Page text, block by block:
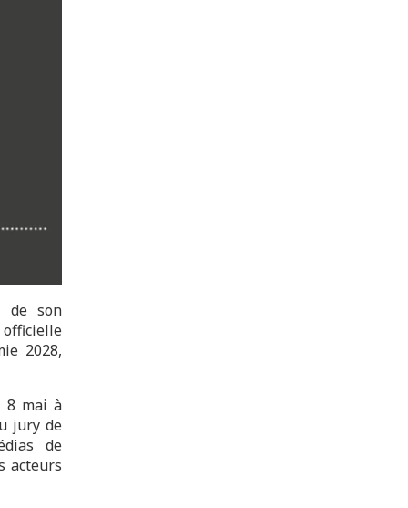
de son
officielle
2028,
8 mai à
jury de
de
acteurs